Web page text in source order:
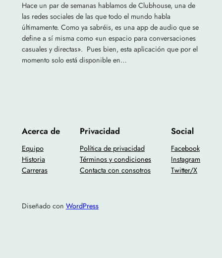
Hace un par de semanas hablamos de Clubhouse, una de
las redes sociales de las que todo el mundo habla
últimamente. Como ya sabréis, es una app de audio que se
define a sí misma como «un espacio para conversaciones
casuales y directas». Pues bien, esta aplicación que por el
momento solo está disponible en…
Acerca de
Equipo
Historia
Carreras
Privacidad
Política de privacidad
Términos y condiciones
Contacta con consotros
Social
Facebook
Instagram
Twitter/X
Diseñado con WordPress